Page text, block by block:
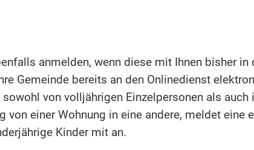
anmelden, wenn diese mit Ihnen bisher
Gemeinde bereits an den Onlinedienst
von volljährigen Einzelpersonen als
von einer Wohnung in eine andere, meldet eine
Kinder mit an.